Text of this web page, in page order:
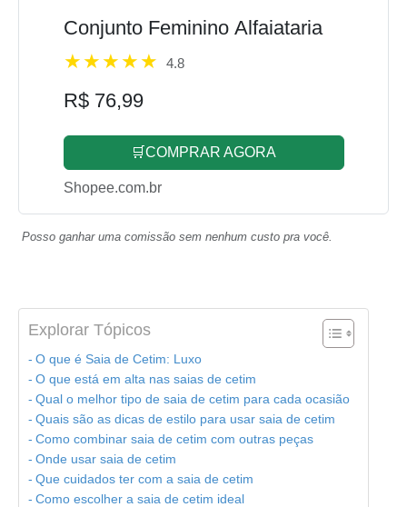
Conjunto Feminino Alfaiataria
4.8
R$ 76,99
🛒COMPRAR AGORA
Shopee.com.br
Posso ganhar uma comissão sem nenhum custo pra você.
Explorar Tópicos
O que é Saia de Cetim: Luxo
O que está em alta nas saias de cetim
Qual o melhor tipo de saia de cetim para cada ocasião
Quais são as dicas de estilo para usar saia de cetim
Como combinar saia de cetim com outras peças
Onde usar saia de cetim
Que cuidados ter com a saia de cetim
Como escolher a saia de cetim ideal